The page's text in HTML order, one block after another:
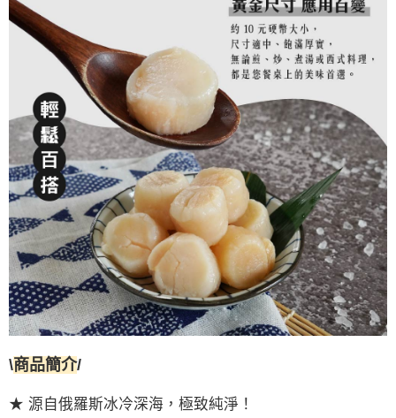
\商品簡介/
★ 源自俄羅斯冰冷深海，極致純淨！